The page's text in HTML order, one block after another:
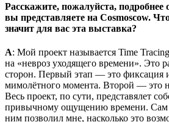
Расскажите, пожалуйста, подробнее
вы представляете на Cosmoscow.
значит для вас эта выставка?
А: Мой проект называется Time
на «невроз уходящего времени». Это
сторон. Первый этап — это фиксация
мимолётного момента. Второй — это
Весь проект, по сути, представялет
привычному ощущению времени. Сам
ним позволил мне, насколько это